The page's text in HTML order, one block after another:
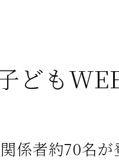
子ども
係者約70名が